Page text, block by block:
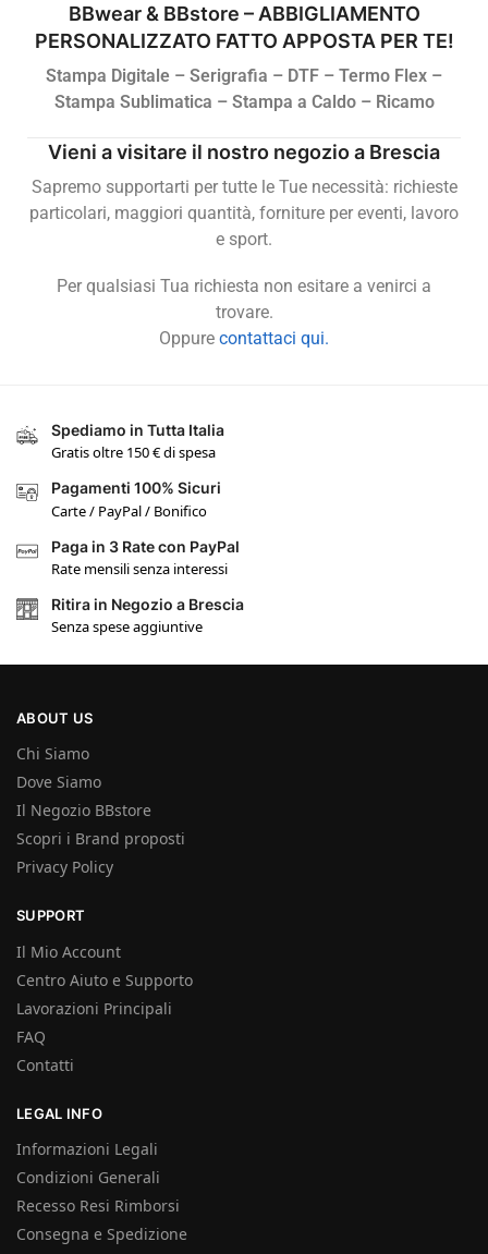
BBwear & BBstore – ABBIGLIAMENTO
PERSONALIZZATO FATTO APPOSTA PER TE!
Stampa Digitale – Serigrafia – DTF – Termo Flex –
Stampa Sublimatica – Stampa a Caldo – Ricamo
Vieni a visitare il nostro negozio a Brescia
Sapremo supportarti per tutte le Tue necessità: richieste
particolari, maggiori quantità, forniture per eventi, lavoro
e sport.
Per qualsiasi Tua richiesta non esitare a venirci a
trovare.
Oppure contattaci qui.
Spediamo in Tutta Italia
Gratis oltre 150 € di spesa
Pagamenti 100% Sicuri
Carte / PayPal / Bonifico
Paga in 3 Rate con PayPal
Rate mensili senza interessi
Ritira in Negozio a Brescia
Senza spese aggiuntive
ABOUT US
Chi Siamo
Dove Siamo
Il Negozio BBstore
Scopri i Brand proposti
Privacy Policy
SUPPORT
Il Mio Account
Centro Aiuto e Supporto
Lavorazioni Principali
FAQ
Contatti
LEGAL INFO
Informazioni Legali
Condizioni Generali
Recesso Resi Rimborsi
Consegna e Spedizione